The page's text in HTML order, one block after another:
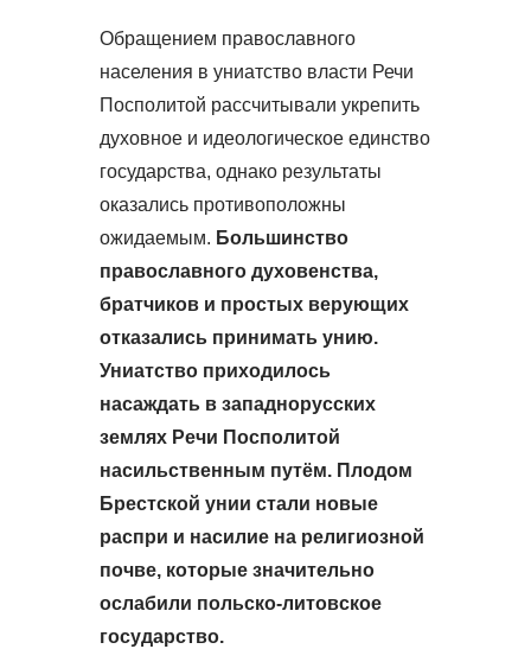
Обращением православного
населения в униатство власти Речи
Посполитой рассчитывали укрепить
духовное и идеологическое единство
государства, однако результаты
оказались противоположны
ожидаемым. Большинство
православного духовенства,
братчиков и простых верующих
отказались принимать унию.
Униатство приходилось
насаждать в западнорусских
землях Речи Посполитой
насильственным путём. Плодом
Брестской унии стали новые
распри и насилие на религиозной
почве, которые значительно
ослабили польско-литовское
государство.